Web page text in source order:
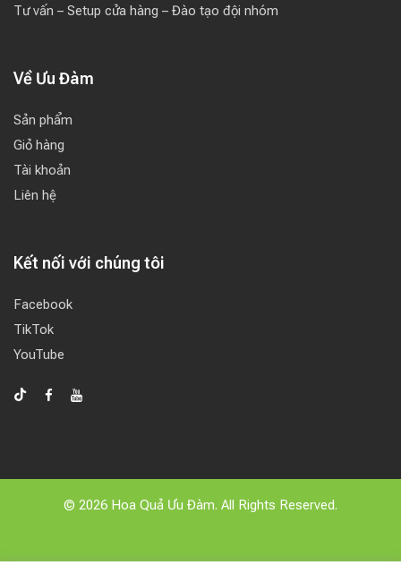
Tư vấn – Setup cửa hàng – Đào tạo đội nhóm
Về Ưu Đàm
Sản phẩm
Giỏ hàng
Tài khoản
Liên hệ
Kết nối với chúng tôi
Facebook
TikTok
YouTube
© 2026 Hoa Quả Ưu Đàm. All Rights Reserved.